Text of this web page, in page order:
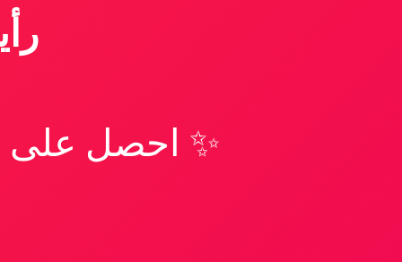
✨ احصل على